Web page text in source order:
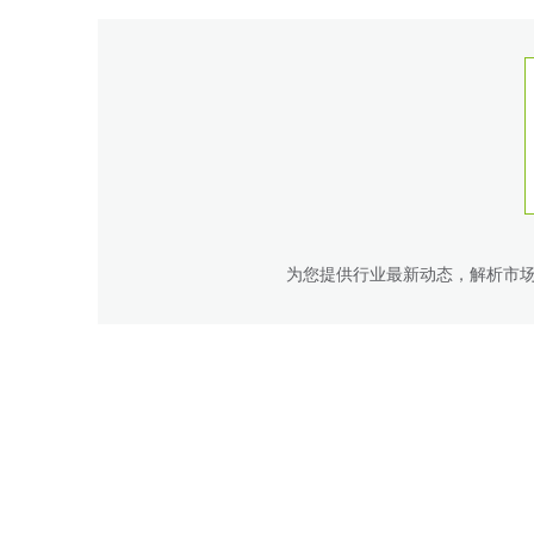
为您提供行业最新动态，解析市